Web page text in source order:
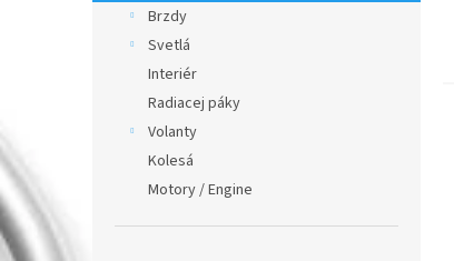
Brzdy
Svetlá
Interiér
Radiacej páky
Volanty
Kolesá
Motory / Engine